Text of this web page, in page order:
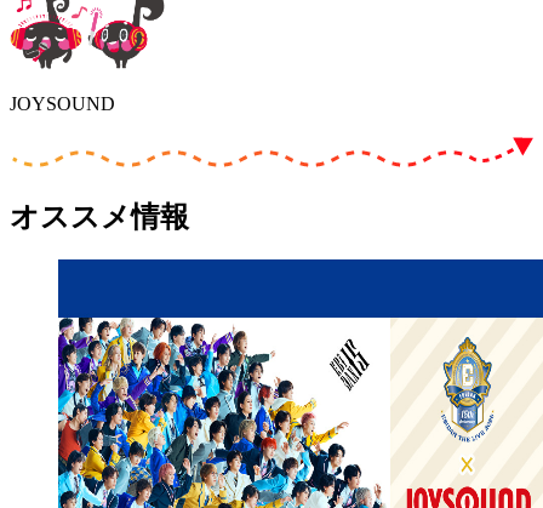
JOYSOUND
オススメ情報